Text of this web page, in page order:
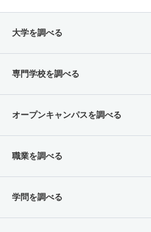
大学を調べる
専門学校を調べる
オープンキャンパスを調べる
職業を調べる
学問を調べる